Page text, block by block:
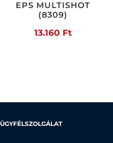
EPS MULTISHOT
(8309)
13.160 Ft
ÜGYFÉLSZOLGÁLAT